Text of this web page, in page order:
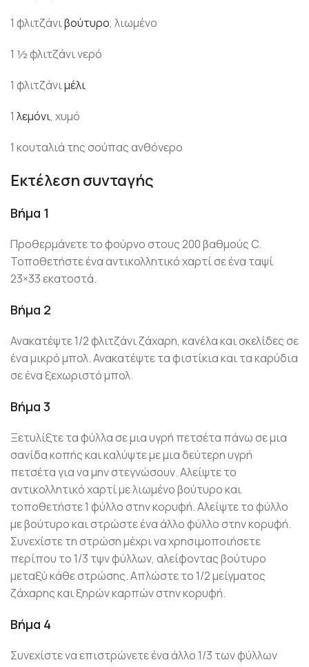
1 φλιτζάνιβούτυρο, λιωμένο
1 ½ φλιτζάνι νερό
1 φλιτζάνιμέλι
1 λεμόνι, χυμό
1 κουταλιά της σούπας ανθόνερο
Εκτέλεση συνταγής
Βήμα 1
Προθερμάνετε το φούρνο στους 200 βαθμούς C.
Τοποθετήστε ένα αντικολλητικό χαρτί σε ένα ταψί
23×33 εκατοστά.
Βήμα 2
Ανακατέψτε 1/2 φλιτζάνι ζάχαρη, κανέλα και σκελίδες σε
ένα μικρό μπολ. Ανακατέψτε τα φιστίκια και τα καρύδια
σε ένα ξεχωριστό μπολ.
Βήμα 3
Ξετυλίξτε τα φύλλα σε μια υγρή πετσέτα πάνω σε μια
σανίδα κοπής και καλύψτε με μια δεύτερη υγρή
πετσέτα για να μην στεγνώσουν. Αλείψτε το
αντικολλητικό χαρτί με λιωμένο βούτυρο και
τοποθετήστε 1 φύλλο στην κορυφή. Αλείψτε το φύλλο
με βούτυρο και στρώστε ένα άλλο φύλλο στην κορυφή.
Συνεχίστε τη στρώση μέχρι να χρησιμοποιήσετε
περίπου το 1/3 τψν φύλλων, αλείφοντας βούτυρο
μεταξύ κάθε στρώσης. Απλώστε το 1/2 μείγματος
ζάχαρης και ξηρών καρπών στην κορυφή.
Βήμα 4
Συνεχίστε να επιστρώνετε ένα άλλο 1/3 των φύλλων